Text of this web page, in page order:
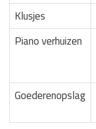
Klusjes
Piano verhuizen
Goederenopslag